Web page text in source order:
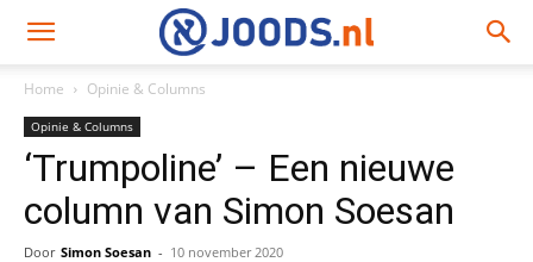
Home Opinie & Columns
Opinie & Columns
‘Trumpoline’ – Een nieuwe
column van Simon Soesan
Door Simon Soesan - 10 november 2020